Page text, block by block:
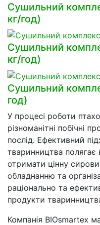
Сушильний
кг/год)
Сушильний
кг/год)
Сушильний
год)
У процесі роботи
різноманітні побічні
послід. Ефективний
тваринництва полягає
отримати цінну
обладнанню та
раціонально та
продукти
Компанія BIOsmartex